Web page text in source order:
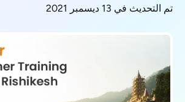
تم التحديث في 13 ديسمبر 2021